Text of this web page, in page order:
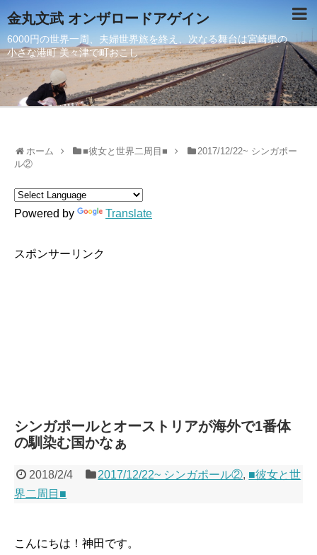
金丸文武 オンザロードアゲイン
6000円の世界一周、夫婦世界旅を終え、次なる舞台は宮崎県の
小さな港町 美々津で町おこし
ホーム ■彼女と世界二周目■
2017/12/22~ シンガポー
ル②
Powered by Translate
スポンサーリンク
シンガポールとオーストリアが海外で1番体
の馴染む国かなぁ
2018/2/4 2017/12/22~ シンガポール②, ■彼女と世
界二周目■
こんにちは！神田です。